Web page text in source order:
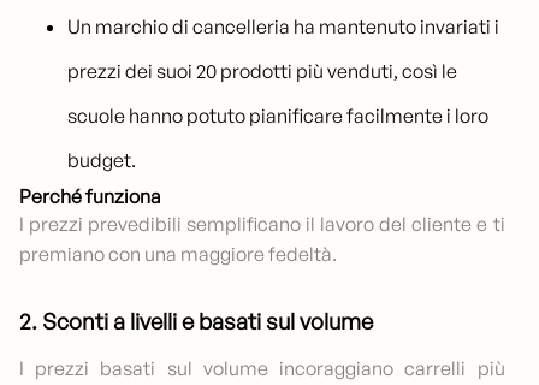
Un marchio di cancelleria ha mantenuto invariati i
prezzi dei suoi 20 prodotti più venduti, così le
scuole hanno potuto pianificare facilmente i loro
budget.
Perché funziona
I prezzi prevedibili semplificano il lavoro del cliente e ti
premiano con una maggiore fedeltà.
2. Sconti a livelli e basati sul volume
I prezzi basati sul volume incoraggiano carrelli più